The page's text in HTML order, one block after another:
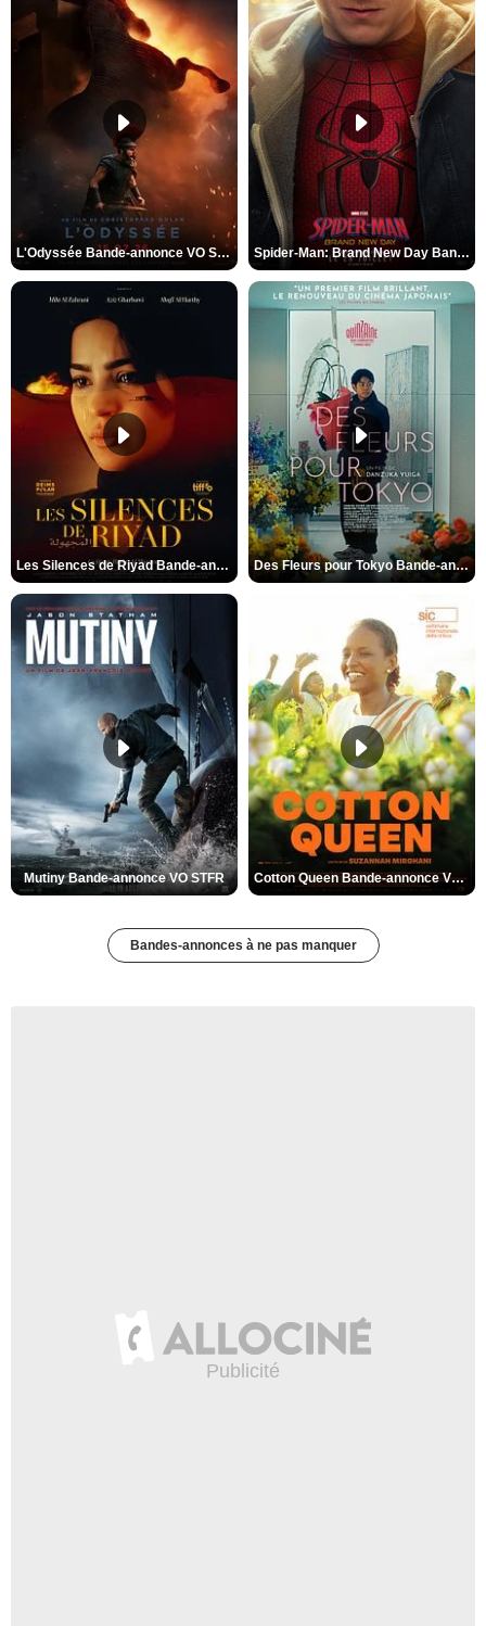
L'Odyssée Bande-annonce VO STFR Spider-Man: Brand New Day Bande-annonce VO STFR
Les Silences de Riyad Bande-annonce VO STFR Des Fleurs pour Tokyo Bande-annonce VO STFR
Mutiny Bande-annonce VO STFR Cotton Queen Bande-annonce VO STFR
Bandes-annonces à ne pas manquer